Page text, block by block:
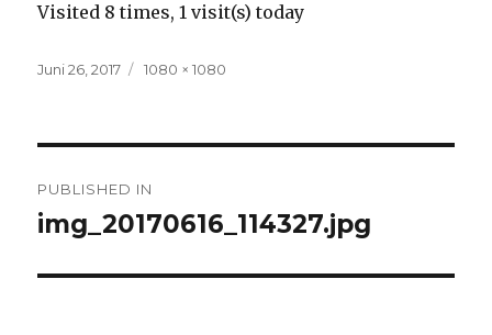
Visited 8 times, 1 visit(s) today
Posted
Juni 26, 2017
Full
1080 × 1080
pos
PUBLISHED IN
img_20170616_114327.jpg